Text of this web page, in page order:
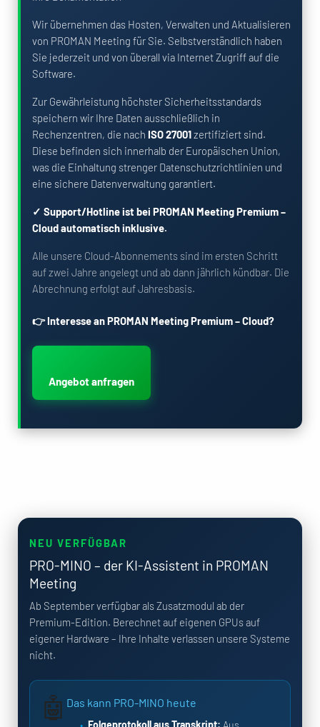
Wir übernehmen das Hosten, Verwalten und Aktualisieren
von PROMAN Meeting für Sie. Selbstverständlich haben
Sie jederzeit und von überall via Internet Zugriff auf die
Software.
Zur Gewährleistung höchster Sicherheitsstandards
speichern wir Ihre Daten ausschließlich in
Rechenzentren, die nach ISO 27001zertifiziert sind.
Diese befinden sich innerhalb der Europäischen Union,
was die Einhaltung strenger Datenschutzrichtlinien und
eine sichere Datenverwaltung garantiert.
✓ Support/Hotline ist bei PROMAN Meeting Premium –
Cloud automatisch inklusive.
Alle unsere Cloud-Abonnements sind im ersten Schritt
auf zwei Jahre angelegt und ab dann jährlich kündbar. Die
Abrechnung erfolgt auf Jahresbasis.
👉 Interesse an PROMAN Meeting Premium – Cloud?
Angebot anfragen
NEU VERFÜGBAR
PRO-MINO – der KI-Assistent in PROMAN
Meeting
Ab September verfügbar als Zusatzmodul ab der
Premium-Edition. Berechnet auf eigenen GPUs auf
eigener Hardware – Ihre Inhalte verlassen unsere Systeme
nicht.
🤖 Das kann PRO-MINO heute